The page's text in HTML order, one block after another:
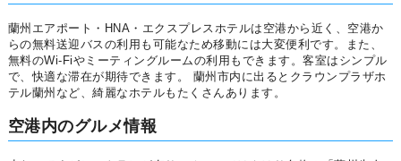
蘭州エアポート・HNA・エクスプレスホテルは空港から近く、空港か
らの無料送迎バスの利用も可能なため移動には大変便利です。また、
無料のWi-Fiやミーティングルームの利用もできます。客室はシンプル
で、快適な滞在が期待できます。 蘭州市内に出るとクラウンプラザホ
テル蘭州など、綺麗なホテルもたくさんあります。
空港内のグルメ情報